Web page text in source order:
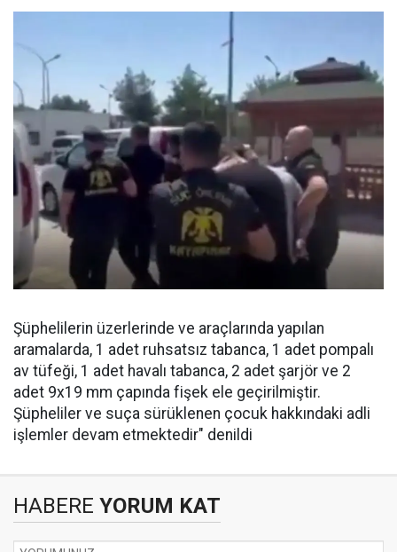
Şüphelilerin üzerlerinde ve araçlarında yapılan
aramalarda, 1 adet ruhsatsız tabanca, 1 adet pompalı
av tüfeği, 1 adet havalı tabanca, 2 adet şarjör ve 2
adet 9x19 mm çapında fişek ele geçirilmiştir.
Şüpheliler ve suça sürüklenen çocuk hakkındaki adli
işlemler devam etmektedir" denildi
HABERE YORUM KAT